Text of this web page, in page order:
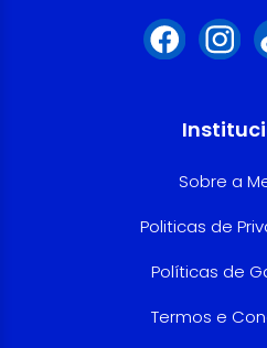
Sobre a
Politicas de
Políticas de
Termos e